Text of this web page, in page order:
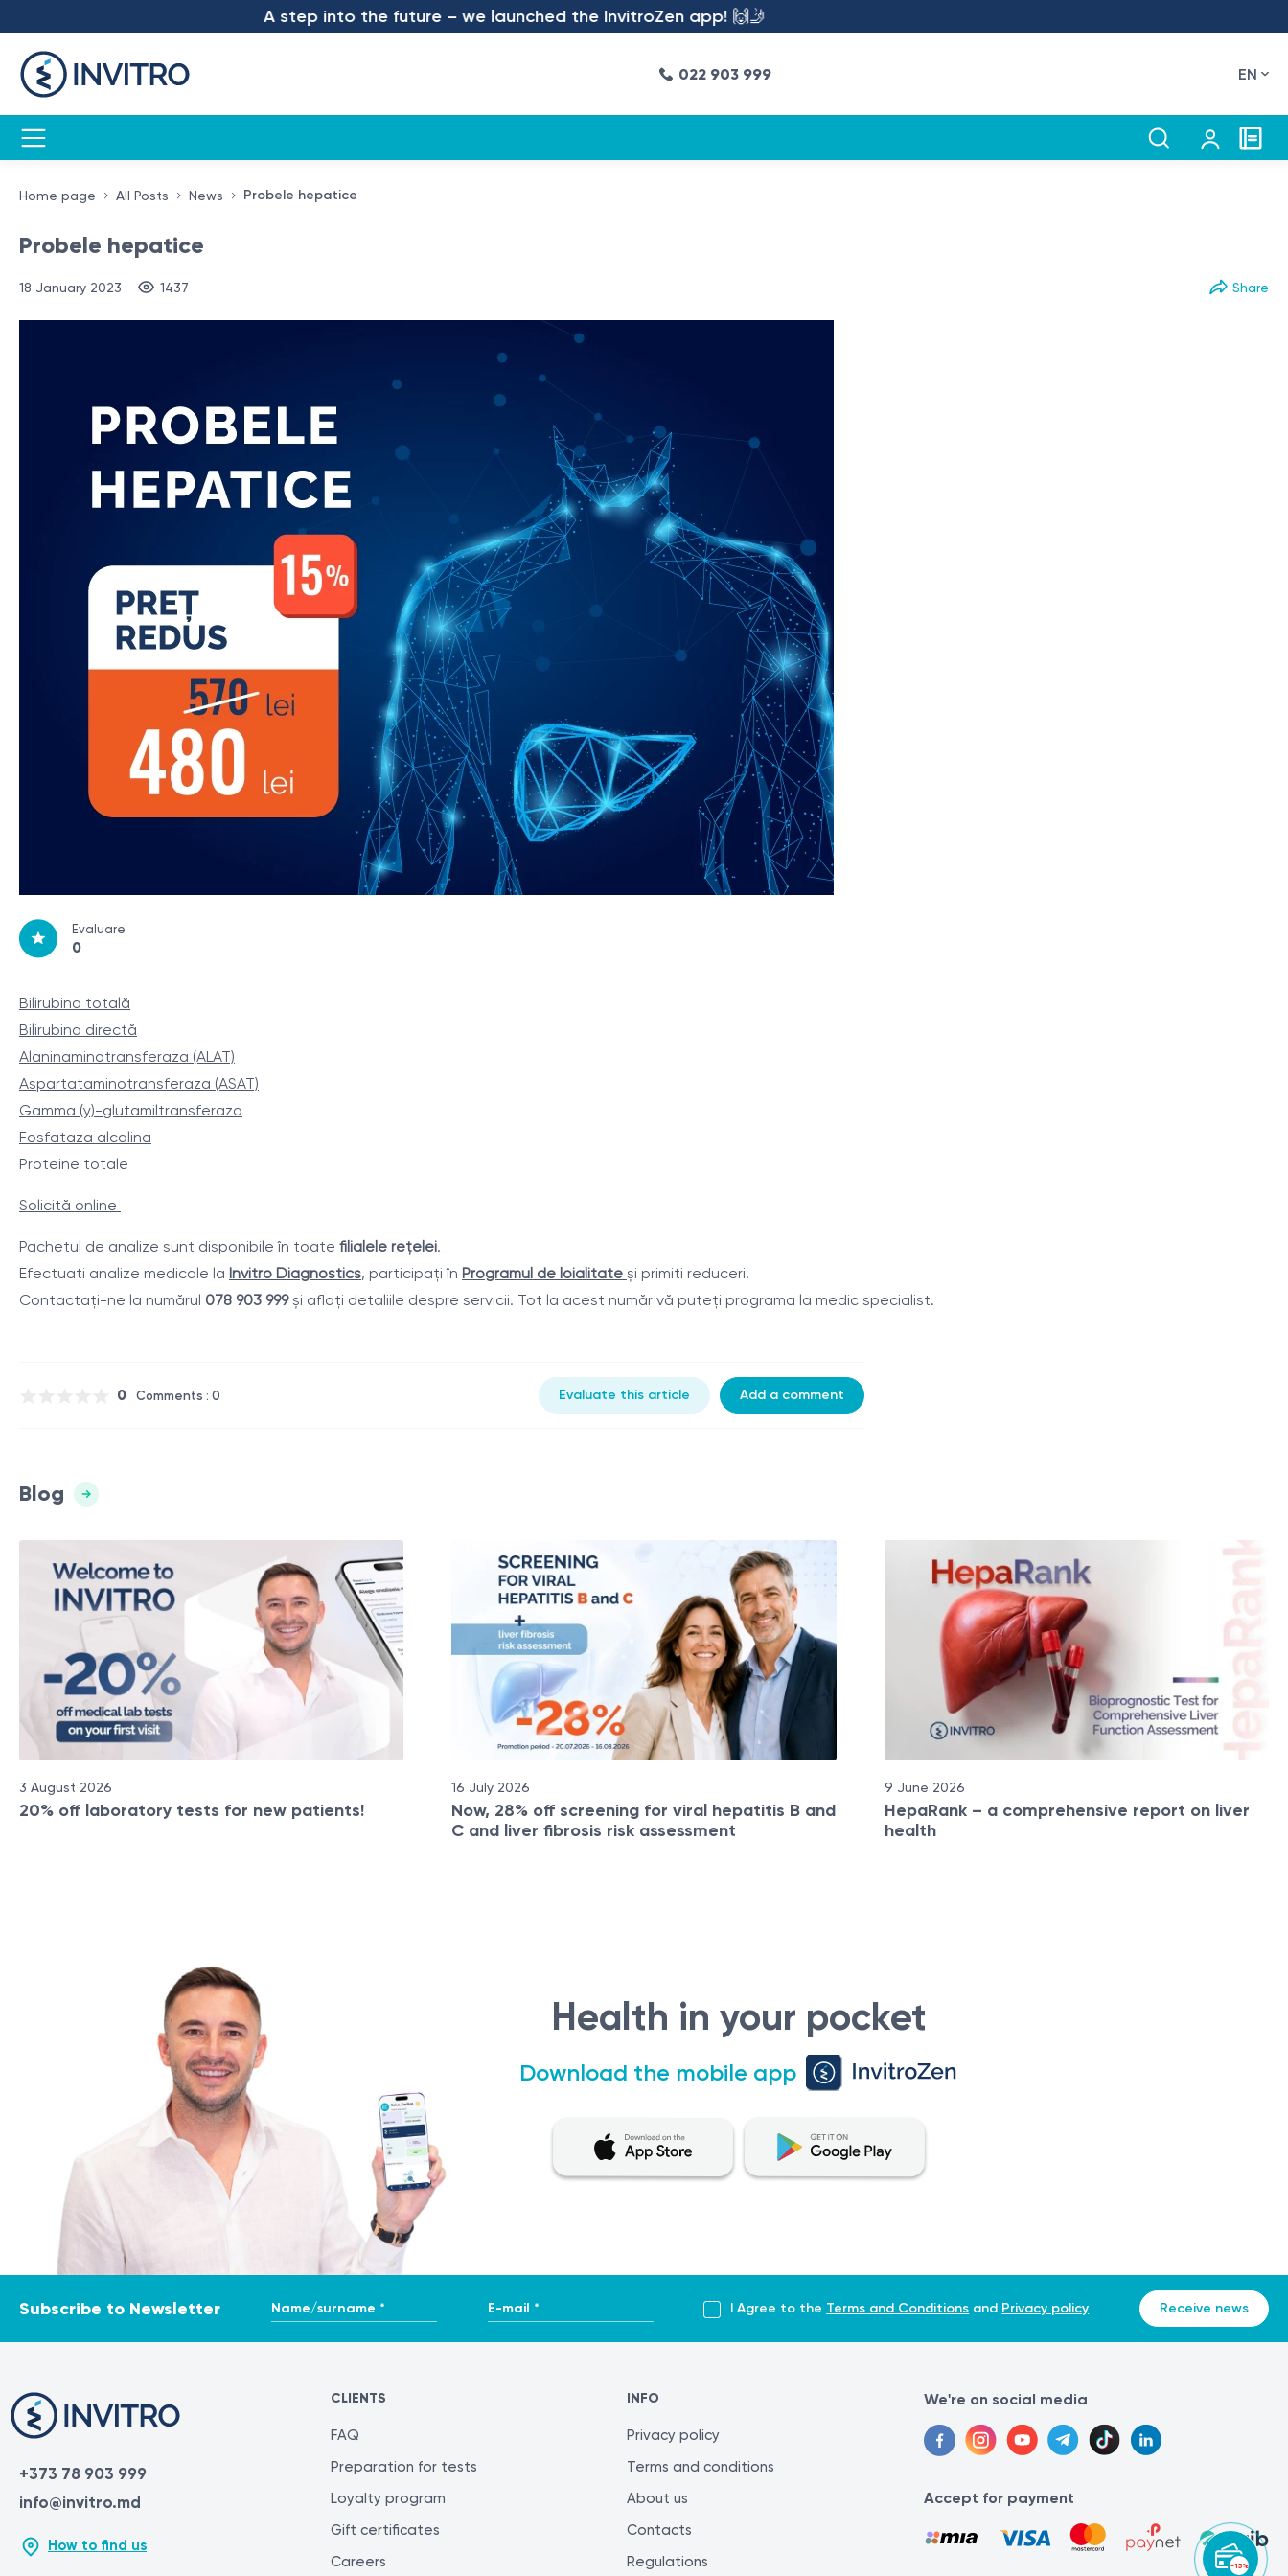
A step into the future – we launched the InvitroZen app! 🙌🤳
022 903 999 EN
Home page All Posts News Probele hepatice
Probele hepatice
18 January 2023 1437 Share
Evaluare
0
Bilirubina totală
Bilirubina directă
Alaninaminotransferaza (ALAT)
Aspartataminotransferaza (ASAT)
Gamma (y)-glutamiltransferaza
Fosfataza alcalina
Proteine ​​totale
Solicită online
Pachetul de analize sunt disponibile în toate filialele rețelei.
Efectuați analize medicale la Invitro Diagnostics, participați în Programul de loialitate și primiți reduceri!
Contactați-ne la numărul 078 903 999și aflați detaliile despre servicii. Tot la acest număr vă puteți programa la medic specialist.
0 Comments : 0 Evaluate this article Add a comment
Blog
3 August 2026
20% off laboratory tests for new patients!
16 July 2026
Now, 28% off screening for viral hepatitis B and
C and liver fibrosis risk assessment
9 June 2026
HepaRank – a comprehensive report on liver
health
-15%
Health in your pocket
Download the mobile app
Subscribe to Newsletter Name/surname * E-mail * I Agree to the Terms and Conditions and Privacy policy Receive news
+373 78 903 999
info@invitro.md
How to find us
CLIENTS
FAQ
Preparation for tests
Loyalty program
Gift certificates
Careers
INFO
Privacy policy
Terms and conditions
About us
Contacts
Regulations
We're on social media
Accept for payment